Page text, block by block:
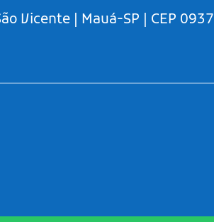
Vicente | Mauá-SP | CEP